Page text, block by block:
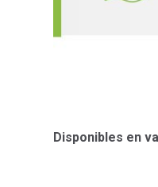
Disponibles en